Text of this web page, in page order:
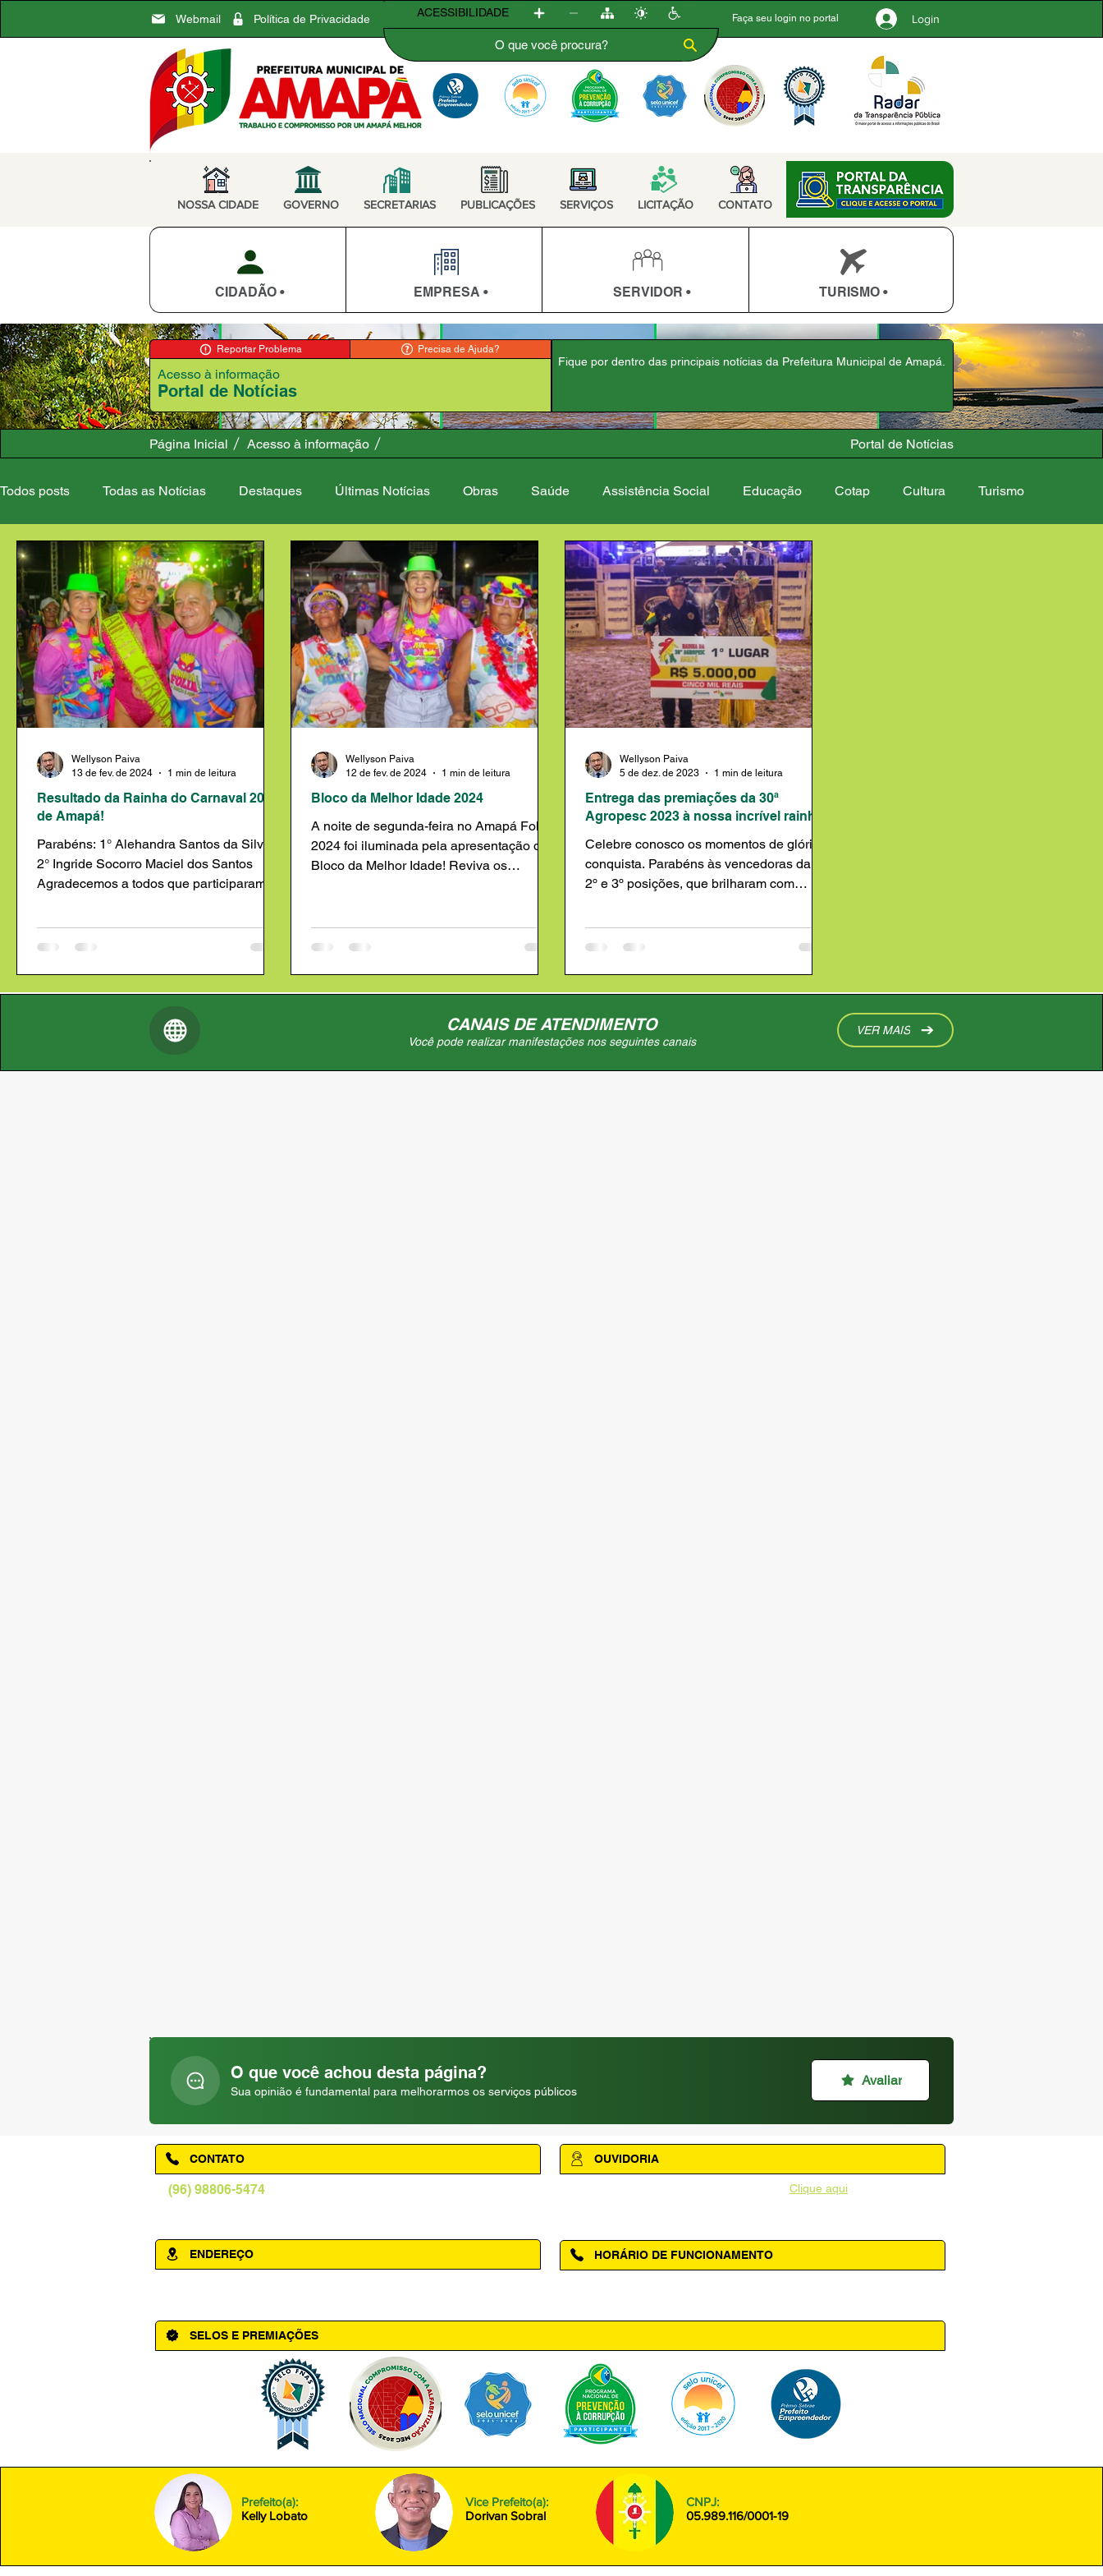
Webmail Política de Privacidade Faça seu login no portal Login
ACESSIBILIDADE
NOSSA CIDADE GOVERNO SECRETARIAS PUBLICAÇÕES SERVIÇOS LICITAÇÃO CONTATO
CIDADÃO • EMPRESA • SERVIDOR • TURISMO •
Reportar Problema Precisa de Ajuda?
Portal de Notícias
Acesso à informação
Fique por dentro das principais notícias da Prefeitura Municipal de Amapá.
Página Inicial Acesso à informação Portal de Notícias
Todos posts Todas as Notícias Destaques Últimas Notícias Obras Saúde Assistência Social Educação Cotap Cultura Turismo
Meio Ambiente Desenvolvimento Rural Administração Controladoria Geral Fake News Finanças Calendário Cultural
Campanhas Governo Covid-19 Esporte e Lazer Nota de Pesar Central de Ajuda Ouvidoria
Resultado da Rainha do Carnaval 2024
de Amapá!
Parabéns: 1° Alehandra Santos da Silva
2° Ingride Socorro Maciel dos Santos
Agradecemos a todos que participaram e
Wellyson Paiva
13 de fev. de 2024
1 min de leitura
Bloco da Melhor Idade 2024
A noite de segunda-feira no Amapá Folia
2024 foi iluminada pela apresentação do
Bloco da Melhor Idade! Reviva os
Wellyson Paiva
12 de fev. de 2024
1 min de leitura
Entrega das premiações da 30ª
Agropesc 2023 à nossa incrível rainha!
Celebre conosco os momentos de glória e
conquista. Parabéns às vencedoras da 1º,
2º e 3º posições, que brilharam com
Wellyson Paiva
5 de dez. de 2023
1 min de leitura
CANAIS DE ATENDIMENTO
Você pode realizar manifestações nos seguintes canais
VER MAIS
O que você achou desta página?
Sua opinião é fundamental para melhorarmos os serviços públicos
Avaliar
(96) 98806-5474
CONTATO
ENDEREÇO
Clique aqui
OUVIDORIA
HORÁRIO DE FUNCIONAMENTO
SELOS E PREMIAÇÕES
Prefeito(a):
Kelly Lobato
Vice Prefeito(a):
Dorivan Sobral
CNPJ:
05.989.116/0001-19